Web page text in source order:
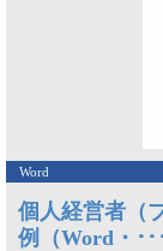
Word
個人経営者（
例（Word・･･